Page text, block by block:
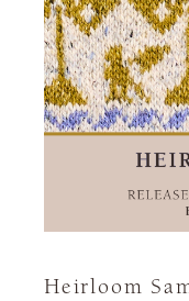
Heirloom